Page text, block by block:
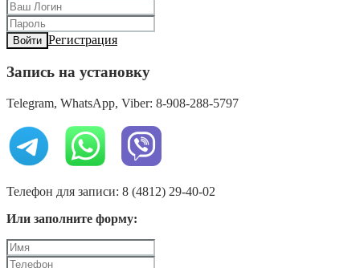
Войти Регистрация
Запись на установку
Telegram, WhatsApp, Viber: 8-908-288-5797
Телефон для записи: 8 (4812) 29-40-02
Или заполните форму: